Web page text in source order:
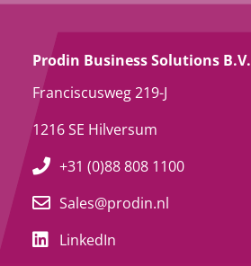
Prodin Business Solutions B.V.
Franciscusweg 219-J
1216 SE Hilversum
+31 (0)88 808 1100
Sales@prodin.nl
LinkedIn